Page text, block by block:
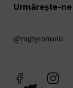
Urmărește-
@rugbyromania